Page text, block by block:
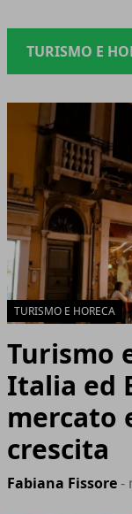
TURISMO E
TURISMO E HORECA
Turismo
Italia ed
mercato
crescita
Fabiana Fissore-